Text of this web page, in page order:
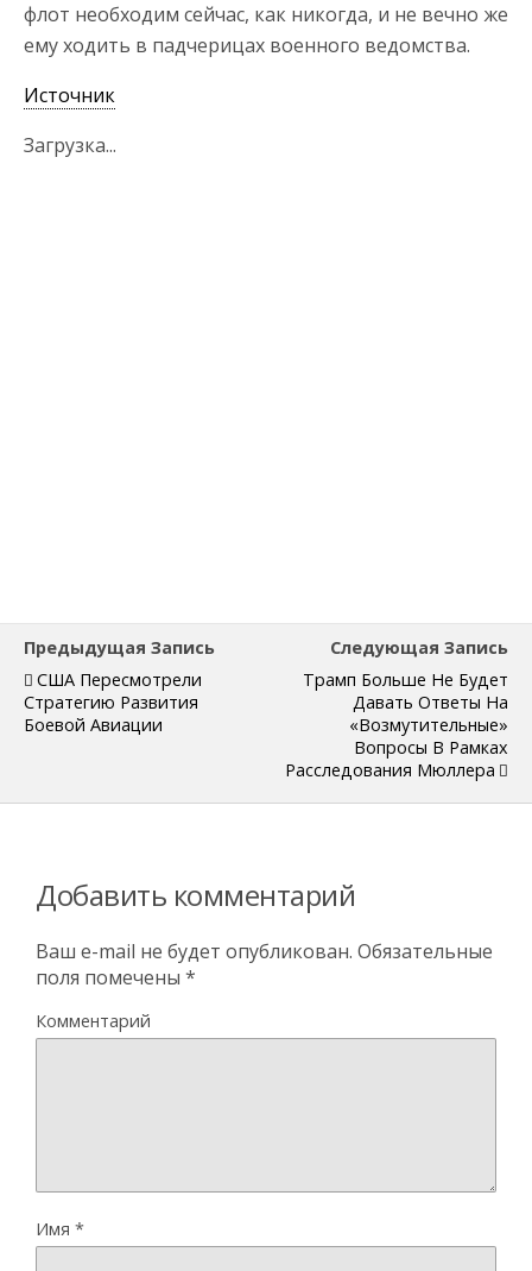
флот необходим сейчас, как никогда, и не вечно же
ему ходить в падчерицах военного ведомства.
Источник
Загрузка...
Предыдущая Запись
США Пересмотрели
Стратегию Развития
Боевой Авиации
Следующая Запись
Трамп Больше Не Будет
Давать Ответы На
«возмутительные»
Вопросы В Рамках
Расследования Мюллера
Добавить комментарий
Ваш e-mail не будет опубликован. Обязательные
поля помечены *
Комментарий
Имя *